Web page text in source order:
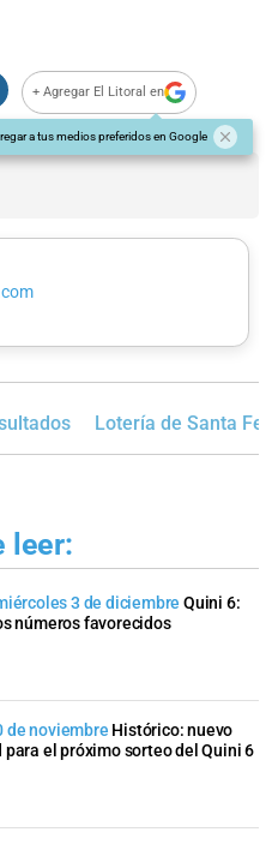
+ Agregar El Litoral en
a tus medios preferidos en Google
Lotería de Santa Fe
leer:
3 de diciembre Quini 6:
números favorecidos
de noviembre Histórico: nuevo
para el próximo sorteo del Quini 6